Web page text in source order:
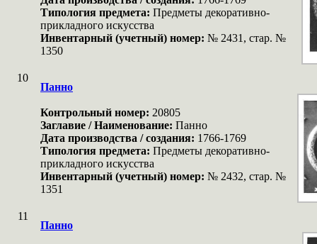
Типология предмета: Предметы декоративно-
прикладного искусства
Инвентарный (учетный) номер: № 2431, стар. №
1350
10
Панно
Контрольный номер: 20805
Заглавие / Наименование: Панно
Дата производства / создания: 1766-1769
Типология предмета: Предметы декоративно-
прикладного искусства
Инвентарный (учетный) номер: № 2432, стар. №
1351
11
Панно